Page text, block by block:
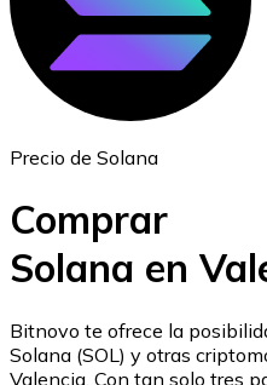
ETH
USD Coin
USDC
Precio de Solana
Comprar
Solana en
Bitnovo te ofrece la
Solana (SOL) y otras
Valencia. Con tan solo tres